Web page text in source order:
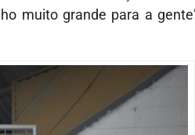
muito grande para a